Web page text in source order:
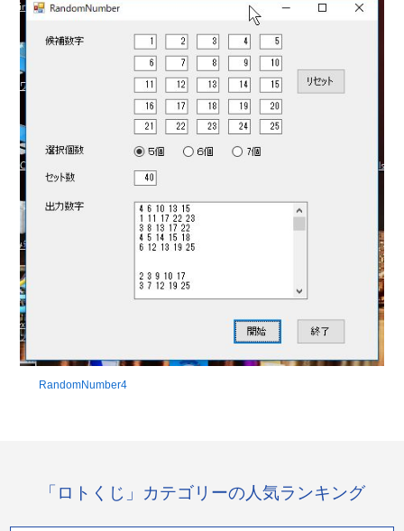
RandomNumber4
「ロトくじ」カテゴリーの人気ランキング